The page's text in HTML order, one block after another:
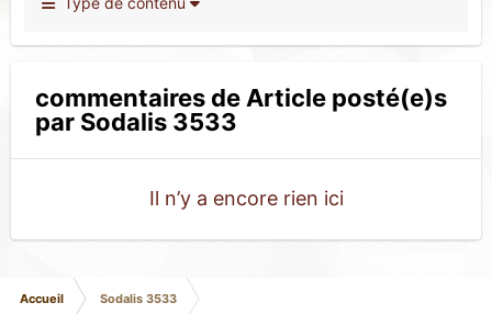
commentaires de Article posté(e)s
par Sodalis 3533
Il n’y a encore rien ici
Accueil Sodalis 3533